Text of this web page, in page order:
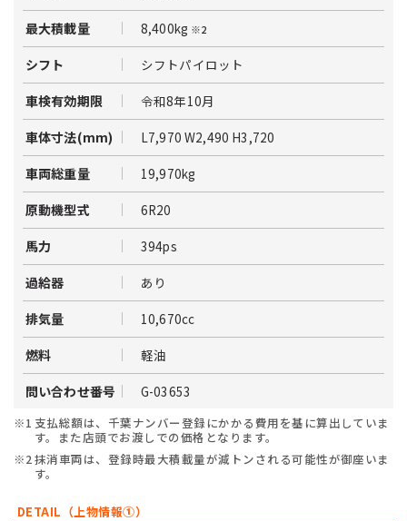
最大積載量 8,400kg ※2
シフト シフトパイロット
車検有効期限 令和8年10月
車体寸法(mm) L7,970 W2,490 H3,720
車両総重量 19,970kg
原動機型式 6R20
馬力 394ps
過給器 あり
排気量 10,670cc
燃料 軽油
問い合わせ番号 G-03653
※1 支払総額は、千葉ナンバー登録にかかる費用を基に算出していま
す。また店頭でお渡しでの価格となります。
※2抹消車両は、登録時最大積載量が減トンされる可能性が御座いま
す。
DETAIL（上物情報①）